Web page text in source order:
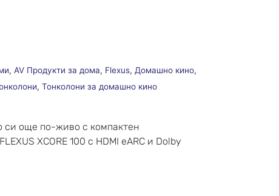
, AV Продукти за дома, Flexus, Домашно кино,
, Тонколони за домашно кино
си още по-живо с компактен
XCORE 100 с HDMI eARC и Dolby